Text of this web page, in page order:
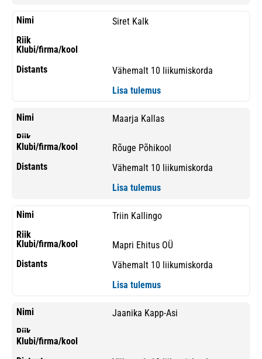
Siret Kalk
Vähemalt 10 liikumiskorda
Lisa tulemus
Maarja Kallas
Rõuge Põhikool
Vähemalt 10 liikumiskorda
Lisa tulemus
Triin Kallingo
Mapri Ehitus OÜ
Vähemalt 10 liikumiskorda
Lisa tulemus
Jaanika Kapp-Asi